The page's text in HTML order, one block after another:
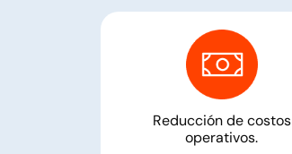
Reducción de costos
operativos.